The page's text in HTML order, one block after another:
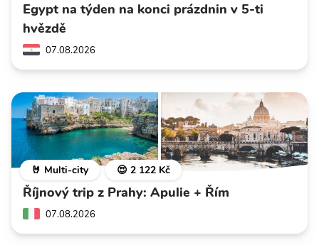
Egypt na týden na konci prázdnin v 5-ti
hvězdě
07.08.2026
🤘 Multi-city 😍 2 122 Kč
Říjnový trip z Prahy: Apulie + Řím
07.08.2026